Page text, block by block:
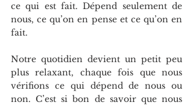
ce qui est fait. Dépend seulement de
nous, ce qu’on en pense et ce qu’on en
fait.
Notre quotidien devient un petit peu
plus relaxant, chaque fois que nous
vérifions ce qui dépend de nous ou
non. C’est si bon de savoir que nous